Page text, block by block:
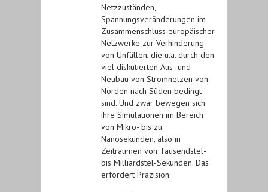
Netzzuständen,
Spannungsveränderungen im
Zusammenschluss europäischer
Netzwerke zur Verhinderung
von Unfällen, die u.a. durch den
viel diskutierten Aus- und
Neubau von Stromnetzen von
Norden nach Süden bedingt
sind. Und zwar bewegen sich
ihre Simulationen im Bereich
von Mikro- bis zu
Nanosekunden, also in
Zeiträumen von Tausendstel-
bis Milliardstel-Sekunden. Das
erfordert Präzision.